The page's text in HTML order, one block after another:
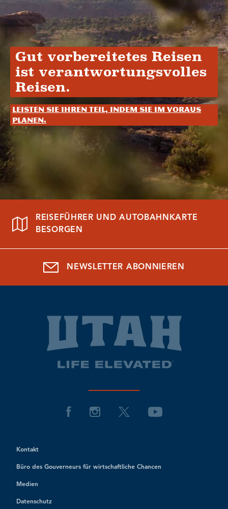
Gut vorbereitetes Reisen
ist verantwortungsvolles
Reisen.
Leisten Sie Ihren Teil, indem Sie im Voraus
planen.
REISEFÜHRER UND AUTOBAHNKARTE
BESORGEN
NEWSLETTER ABONNIEREN
Kontakt
Büro des Gouverneurs für wirtschaftliche Chancen
Medien
Datenschutz